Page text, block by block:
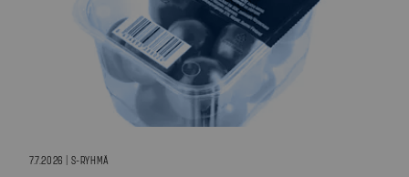
7.7.2026 | S-RYHMÄ